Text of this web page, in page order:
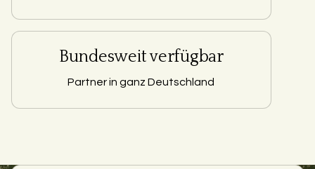
Bundesweit verfügbar
Partner in ganz Deutschland